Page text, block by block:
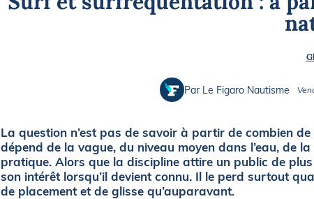
LOISIRS
Glisse
Par Le Figaro Nautisme
La question n’est pas de savoir à partir de combien
dépend de la vague, du niveau moyen dans l’eau, de
pratique. Alors que la discipline attire un public de
son intérêt lorsqu’il devient connu. Il le perd surtout
de placement et de glisse qu’auparavant.